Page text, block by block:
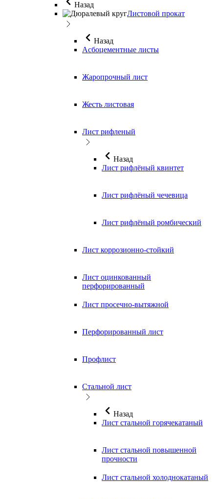
Назад
Листовой прокат
Назад
Асбоцементные листы
Жаропрочный лист
Жесть листовая
Лист рифленый
Назад
Лист рифлёный квинтет
Лист рифлёный чечевица
Лист рифлёный ромбический
Лист коррозионно-стойкий
Лист оцинкованный
перфорированный
Лист просечно-вытяжной
Перфорированный лист
Профлист
Стальной лист
Назад
Лист стальной горячекатаный
Лист стальной повышенной
прочности
Лист стальной холоднокатаный